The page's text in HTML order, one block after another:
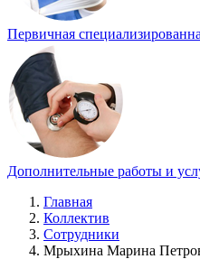
Первичная
Дополнительные работы и
Главная
Коллектив
Сотрудники
Мрыхина Марина